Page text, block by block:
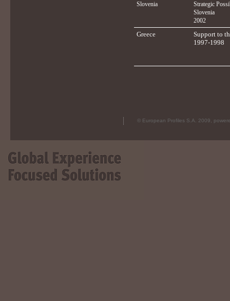
Slovenia
Strategic
Slovenia
2002
Greece
Support to
1997-1998
© European Profiles S.A. 2009,